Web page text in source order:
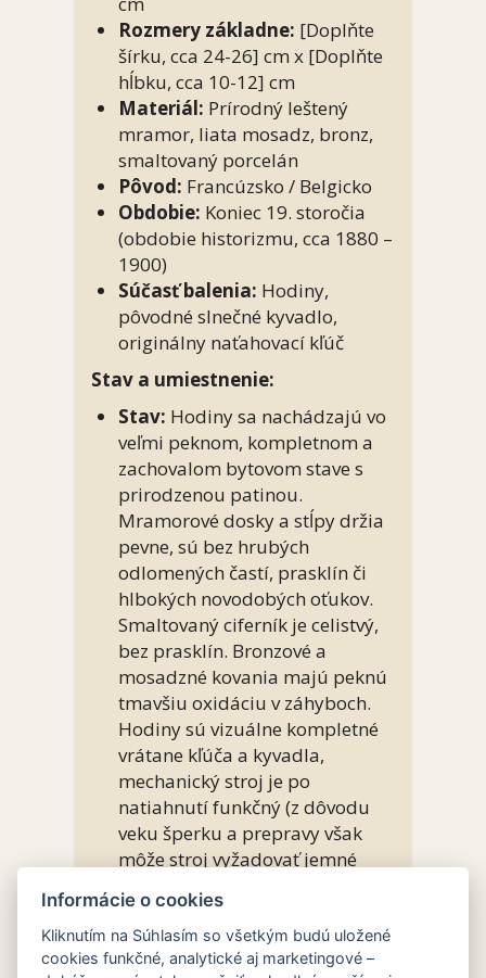
Rozmery základne: [Doplňte
šírku, cca 24-26] cm x [Doplňte
hĺbku, cca 10-12] cm
Materiál: Prírodný leštený
mramor, liata mosadz, bronz,
smaltovaný porcelán
Pôvod: Francúzsko / Belgicko
Obdobie: Koniec 19. storočia
(obdobie historizmu, cca 1880 –
1900)
Súčasť balenia: Hodiny,
pôvodné slnečné kyvadlo,
originálny naťahovací kľúč
Stav a umiestnenie:
Stav: Hodiny sa nachádzajú vo
veľmi peknom, kompletnom a
zachovalom bytovom stave s
prirodzenou patinou.
Mramorové dosky a stĺpy držia
pevne, sú bez hrubých
odlomených častí, prasklín či
hlbokých novodobých oťukov.
Smaltovaný ciferník je celistvý,
bez prasklín. Bronzové a
mosadzné kovania majú peknú
tmavšiu oxidáciu v záhyboch.
Hodiny sú vizuálne kompletné
vrátane kľúča a kyvadla,
mechanický stroj je po
natiahnutí funkčný (z dôvodu
veku šperku a prepravy však
môže stroj vyžadovať jemné
hodinára).
Využitie: Absolútna zberateľská
dominanta na krbovú rímsu,
Informácie o cookies
Kliknutím na Súhlasím so všetkým budú uložené
cookies funkčné, analytické aj marketingové –